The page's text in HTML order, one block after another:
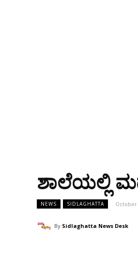
ಶಾಲೆಯಲ್ಲಿ
NEWS SIDLAGHATTA October
By Sidlaghatta News Desk